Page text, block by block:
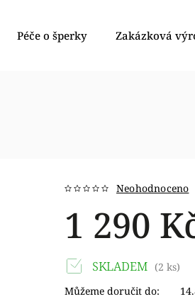
Péče o šperky Zakázková
Neohodnoceno
1 290
SKLADEM (2 ks)
Můžeme doručit do: